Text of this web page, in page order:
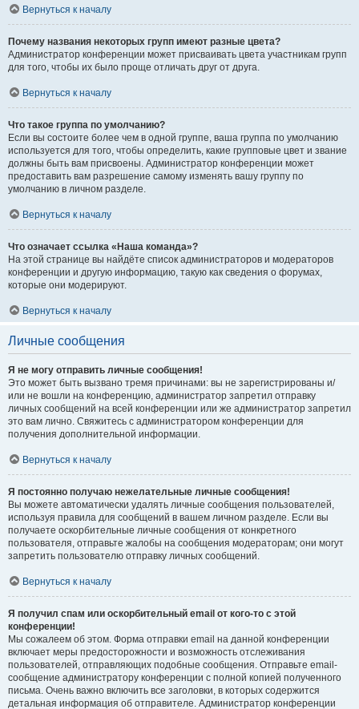
Вернуться к началу
Почему названия некоторых групп имеют разные цвета?
Администратор конференции может присваивать цвета участникам групп
для того, чтобы их было проще отличать друг от друга.
Вернуться к началу
Что такое группа по умолчанию?
Если вы состоите более чем в одной группе, ваша группа по умолчанию
используется для того, чтобы определить, какие групповые цвет и звание
должны быть вам присвоены. Администратор конференции может
предоставить вам разрешение самому изменять вашу группу по
умолчанию в личном разделе.
Вернуться к началу
Что означает ссылка «Наша команда»?
На этой странице вы найдёте список администраторов и модераторов
конференции и другую информацию, такую как сведения о форумах,
которые они модерируют.
Вернуться к началу
Личные сообщения
Я не могу отправить личные сообщения!
Это может быть вызвано тремя причинами: вы не зарегистрированы и/
или не вошли на конференцию, администратор запретил отправку
личных сообщений на всей конференции или же администратор запретил
это вам лично. Свяжитесь с администратором конференции для
получения дополнительной информации.
Вернуться к началу
Я постоянно получаю нежелательные личные сообщения!
Вы можете автоматически удалять личные сообщения пользователей,
используя правила для сообщений в вашем личном разделе. Если вы
получаете оскорбительные личные сообщения от конкретного
пользователя, отправьте жалобы на сообщения модераторам; они могут
запретить пользователю отправку личных сообщений.
Вернуться к началу
Я получил спам или оскорбительный email от кого-то с этой
конференции!
Мы сожалеем об этом. Форма отправки email на данной конференции
включает меры предосторожности и возможность отслеживания
пользователей, отправляющих подобные сообщения. Отправьте email-
сообщение администратору конференции с полной копией полученного
письма. Очень важно включить все заголовки, в которых содержится
детальная информация об отправителе. Администратор конференции